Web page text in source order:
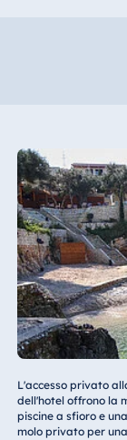
L'accesso privato
dell'hotel offrono la
piscine a sfioro e
molo privato per